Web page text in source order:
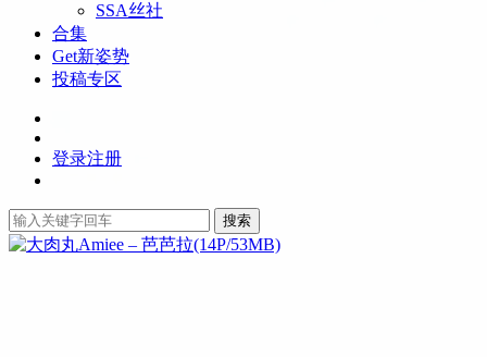
SSA丝社
合集
Get新姿势
投稿专区
登录注册
搜索